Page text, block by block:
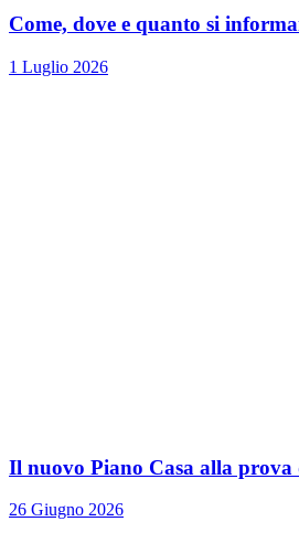
Come, dove e quanto si
1 Luglio 2026
Il nuovo Piano Casa alla
26 Giugno 2026